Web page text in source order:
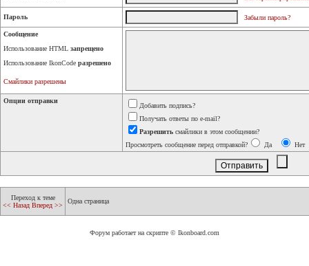
Пароль Забыли пароль?
Сообщение
Использование HTML запрещено
Использование IkonCode разрешено
Смайлики разрешены
Опции отправки
Добавить подпись?
Получать ответы по e-mail?
Разрешить смайлики в этом сообщении?
Просмотреть сообщение перед отправкой?
Да Нет
Переход к теме
<< Назад Вперед >>
Одна страница
Форум работает на скрипте © Ikonboard.com